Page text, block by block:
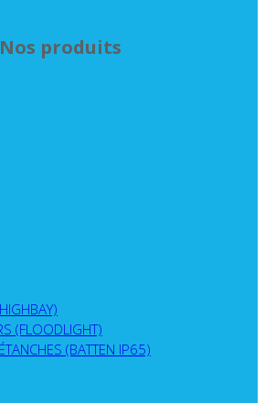
Nos produits
(FLOODLIGHT)
(BATTEN IP65)